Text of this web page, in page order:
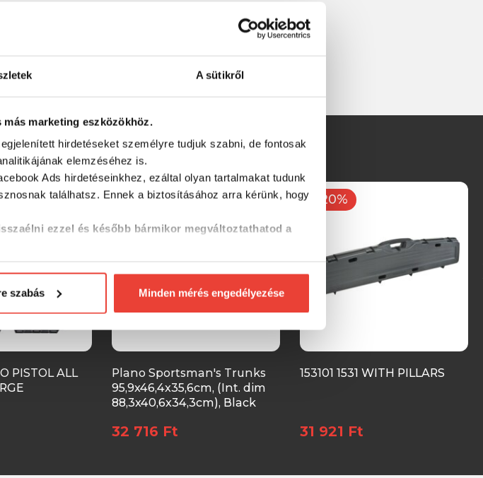
A sütikről
marketing eszközökhöz.
hirdetéseket személyre tudjuk szabni, de fontosak
elemzéséhez is.
Ads hirdetéseinkhez, ezáltal olyan tartalmakat tudunk
találhatsz. Ennek a biztosításához arra kérünk, hogy
ezzel és később bármikor megváltoztathatod a
szabás Minden mérés engedélyezése
érdekében
PISTOL ALL
-22%
Plano Sportsman's Trunks
95,9x46,4x35,6cm, (Int. dim
88,3x40,6x34,3cm), Black
32 716 Ft
-20%
153101 1531 WITH PILLARS
31 921 Ft